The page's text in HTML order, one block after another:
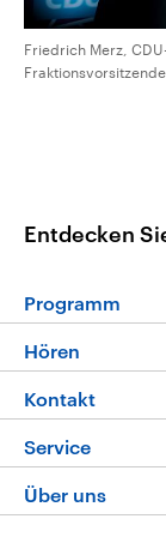
Friedrich Merz,
Entdecken
Programm
Programm
Die
Neue
Hören
Podcasts
Kontakt
Service
FAQ
Über uns